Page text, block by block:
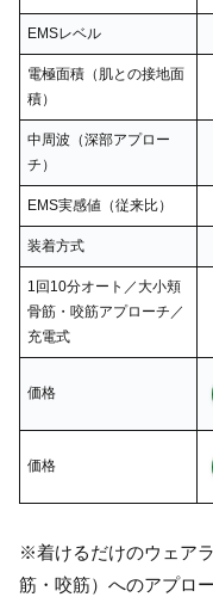
EMSレベル
電極面積（肌との接地面
積）
中周波（深部アプロー
チ）
EMS実感値（従来比）
装着方式
1回10分オート／大小頬
骨筋・咬筋アプローチ／
充電式
価格
価格
※着けるだけのウェア
筋・咬筋）へのアプロ